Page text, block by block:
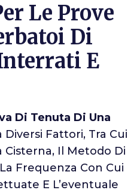
Le Prove
Di
E
Di Tenuta Di Una
Diversi Fattori, Tra Cui
Cisterna, Il Metodo Di
Frequenza Con Cui
E L’eventuale